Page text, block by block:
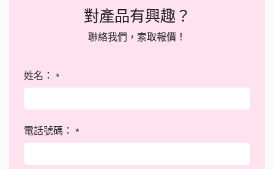
對產品有興趣？
聯絡我們，索取報價！
姓名： *
電話號碼： *